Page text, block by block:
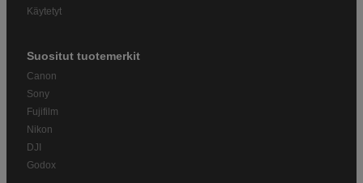
Käytetyt
Suositut tuotemerkit
Canon
Sony
Fujifilm
Nikon
DJI
Godox